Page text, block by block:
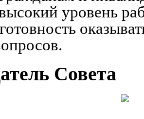
уровень
Совета